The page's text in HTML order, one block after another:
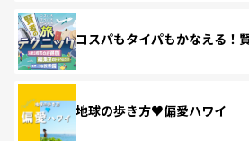
コスパもタイパもかなえる！
地球の歩き方♥偏愛ハワイ